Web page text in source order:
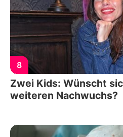
8
Zwei Kids: Wünscht
weiteren Nachwuchs?